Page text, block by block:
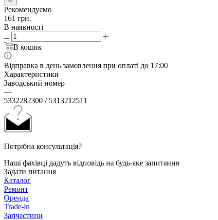
Рекомендуємо
161 грн.
В наявності
В кошик
Відправка в день замовлення при оплаті до 17:00
Характеристики
Заводський номер
—
5332282300 / 5313212511
Потрібна консультація?
Наші фахівці дадуть відповідь на будь-яке запитання
Задати питання
Каталог
Ремонт
Оренда
Trade-in
Запчастини